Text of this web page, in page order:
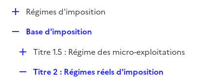
l
i
e
e
D
l
i
e
Régimes d'imposition
p
Base d'imposition
DTitre 1.5 : Régime des micro-exploitations
Titre 2 : Régimes réels d'imposition